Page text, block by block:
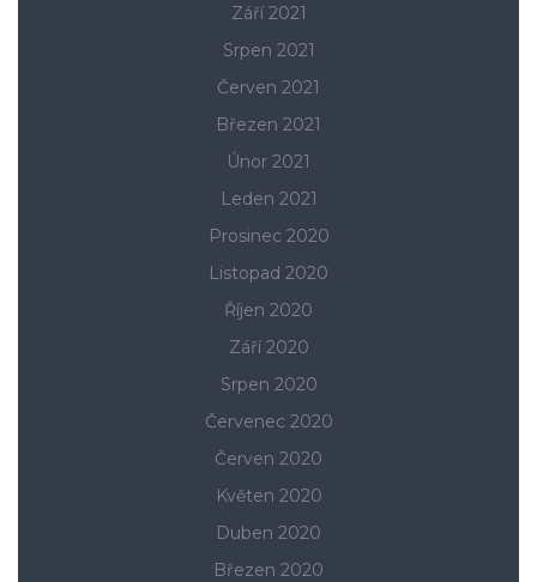
Září 2021
Srpen 2021
Červen 2021
Březen 2021
Únor 2021
Leden 2021
Prosinec 2020
Listopad 2020
Říjen 2020
Září 2020
Srpen 2020
Červenec 2020
Červen 2020
Květen 2020
Duben 2020
Březen 2020